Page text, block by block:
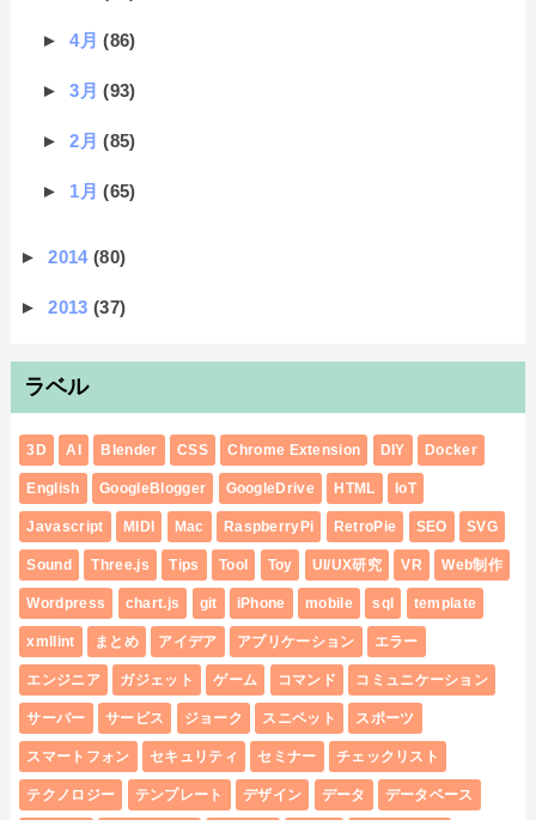
►4月(86)
►3月(93)
►2月(85)
► 1月(65)
►2014(80)
►2013(37)
ラベル
3D AI Blender CSS Chrome Extension DIY Docker
English GoogleBlogger GoogleDrive HTML IoT
Javascript MIDI Mac RaspberryPi RetroPie SEO SVG
Sound Three.js Tips Tool Toy UI/UX研究 VR Web制作
Wordpress chart.js git iPhone mobile sql template
xmllint まとめ アイデア アプリケーション エラー
エンジニア ガジェット ゲーム コマンド コミュニケーション
サーバー サービス ジョーク スニペット スポーツ
スマートフォン セキュリティ セミナー チェックリスト
テクノロジー テンプレート デザイン データ データベース